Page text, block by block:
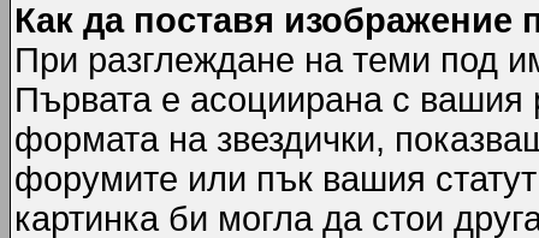
Как да поставя изображение
При разглеждане на теми под
Първата е асоциирана с вашия
формата на звездички,
форумите или пък вашия
картинка би могла да стои